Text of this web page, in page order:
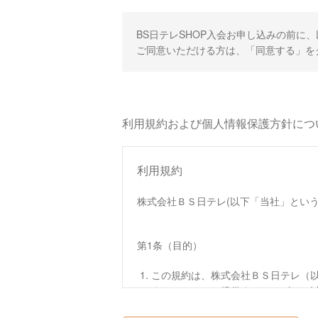
BS日テレSHOP入会お申し込みの前に
ご同意いただける方は、「同意する」
利用規約および個人情報保護方針に
利用規約
株式会社ＢＳ日テレ(以下「当社」とい
第1条（目的）
この規約は、株式会社ＢＳ日テレ（
す。）において提供するサービス（